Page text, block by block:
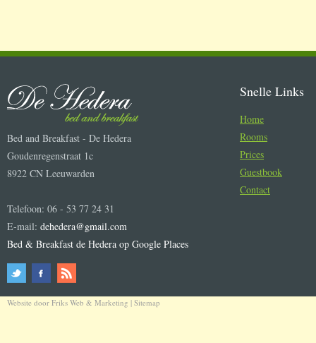
Bed and Breakfast - De Hedera
Goudenregenstraat 1c
8922 CN Leeuwarden
Telefoon: 06 - 53 77 24 31
E-mail: dehedera@gmail.com
Bed & Breakfast de Hedera op Google Places
Website door Friks Web & Marketing | Sitemap
Snelle Links
Home
Rooms
Prices
Guestbook
Contact